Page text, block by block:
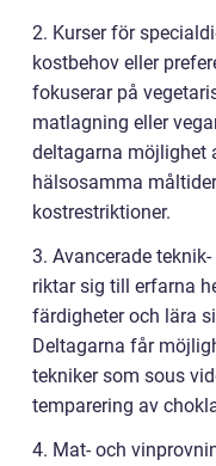
2. Kurser för
kostbehov eller
fokuserar på
matlagning eller
deltagarna möjlighet
hälsosamma
kostrestriktioner.
3. Avancerade
riktar sig till erfarna
färdigheter och lära
Deltagarna får
tekniker som sous
temparering av
4. Mat- och